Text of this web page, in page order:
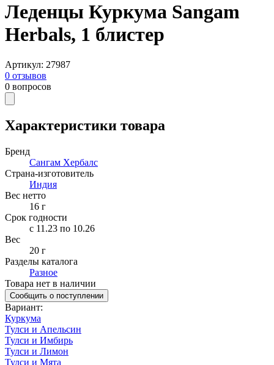
Леденцы Куркума Sangam
Herbals, 1 блистер
Артикул: 27987
0 отзывов
0 вопросов
Характеристики товара
Бренд
Сангам Хербалс
Страна-изготовитель
Индия
Вес нетто
16 г
Срок годности
c 11.23 по 10.26
Вес
20 г
Разделы каталога
Разное
Товара нет в наличии
Сообщить о поступлении
Вариант:
Куркума
Тулси и Апельсин
Тулси и Имбирь
Тулси и Лимон
Тулси и Мята